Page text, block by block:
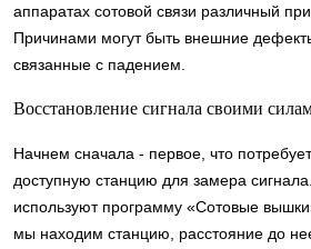
аппаратах сотовой связи различный
Причинами могут быть внешние
связанные с падением.
Восстановление сигнала своими
Начнем сначала - первое, что
доступную станцию для замера
используют программу «Сотовые
мы находим станцию, расстояние до